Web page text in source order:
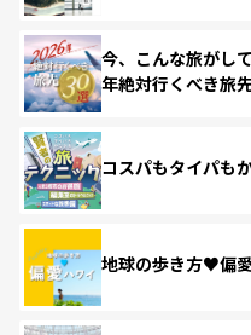
今、こんな旅がし
年絶対行くべき旅
コスパもタイパも
地球の歩き方♥偏